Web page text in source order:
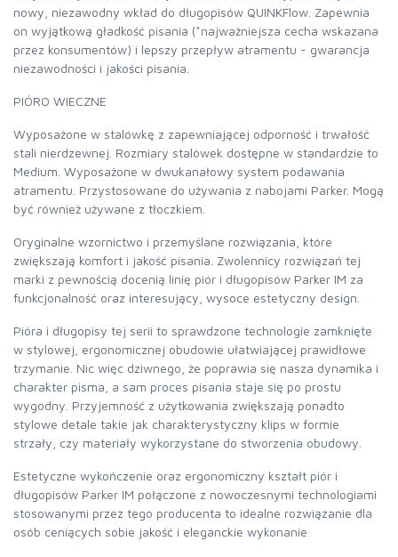
nowy, niezawodny wkład do długopisów QUINKFlow. Zapewnia
on wyjątkową gładkość pisania (*najważniejsza cecha wskazana
przez konsumentów) i lepszy przepływ atramentu - gwarancja
niezawodności i jakości pisania.
PIÓRO WIECZNE
Wyposażone w stalówkę z zapewniającej odporność i trwałość
stali nierdzewnej. Rozmiary stalówek dostępne w standardzie to
Medium. Wyposażone w dwukanałowy system podawania
atramentu. Przystosowane do używania z nabojami Parker. Mogą
być również używane z tłoczkiem.
Oryginalne wzornictwo i przemyślane rozwiązania, które
zwiększają komfort i jakość pisania. Zwolennicy rozwiązań tej
marki z pewnością docenią linię piór i długopisów Parker IM za
funkcjonalność oraz interesujący, wysoce estetyczny design.
Pióra i długopisy tej serii to sprawdzone technologie zamknięte
w stylowej, ergonomicznej obudowie ułatwiającej prawidłowe
trzymanie. Nic więc dziwnego, że poprawia się nasza dynamika i
charakter pisma, a sam proces pisania staje się po prostu
wygodny. Przyjemność z użytkowania zwiększają ponadto
stylowe detale takie jak charakterystyczny klips w formie
strzały, czy materiały wykorzystane do stworzenia obudowy.
Estetyczne wykończenie oraz ergonomiczny kształt piór i
długopisów Parker IM połączone z nowoczesnymi technologiami
stosowanymi przez tego producenta to idealne rozwiązanie dla
osób ceniących sobie jakość i eleganckie wykonanie